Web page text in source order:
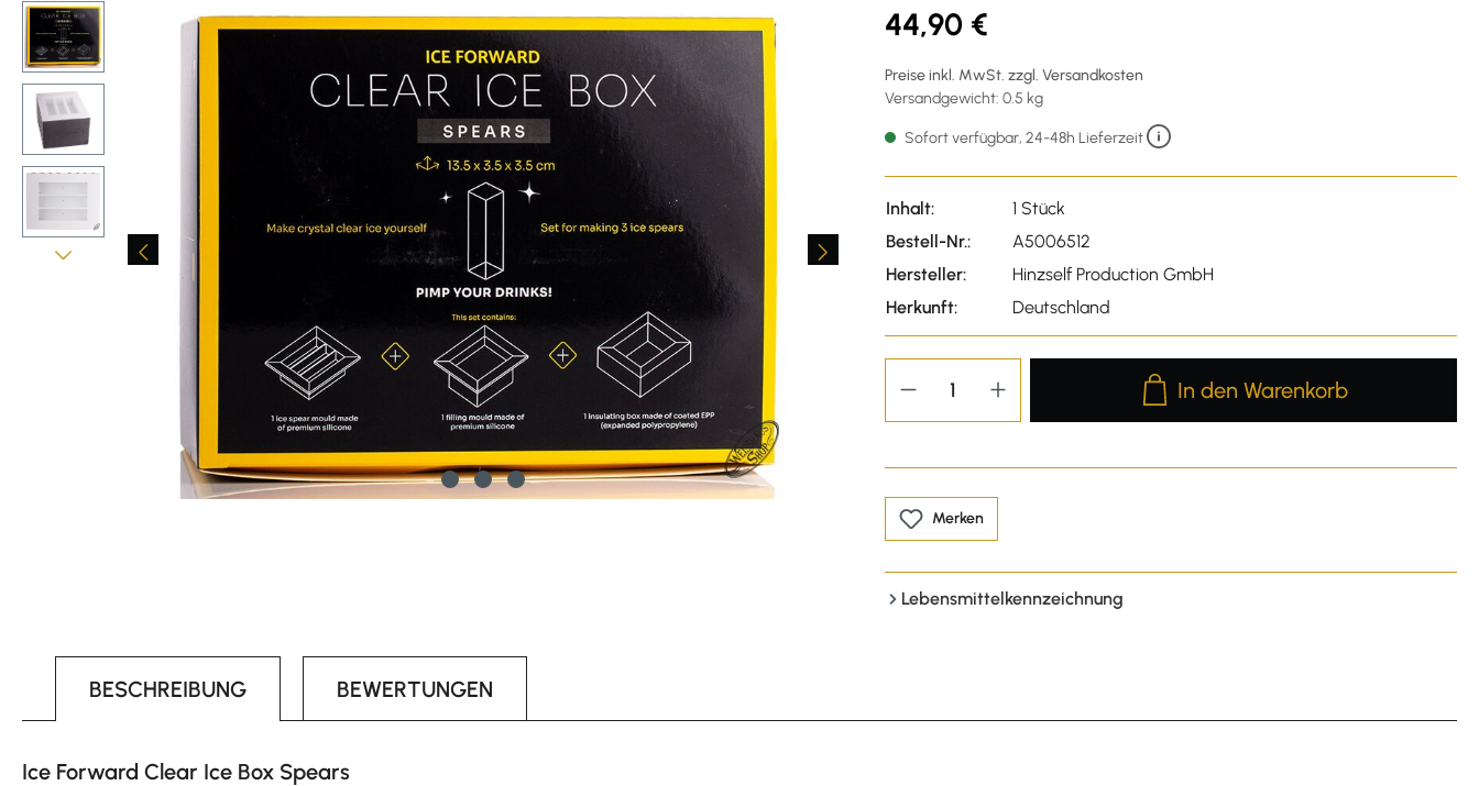
Bildergalerie überspringen 44,90 €
Preise inkl. MwSt. zzgl. Versandkosten
Versandgewicht: 0.5 kg
Sofort verfügbar, 24-48h Lieferzeit
Inhalt:
1 Stück
Bestell-Nr.:
A5006512
Hersteller:
Hinzself Production GmbH
Herkunft:
Deutschland
Produkt Anzahl: Gib den
In den Warenkorb
Merken
Lebensmittelkennzeichnung
BESCHREIBUNG BEWERTUNGEN
Ice Forward Clear Ice Box Spears